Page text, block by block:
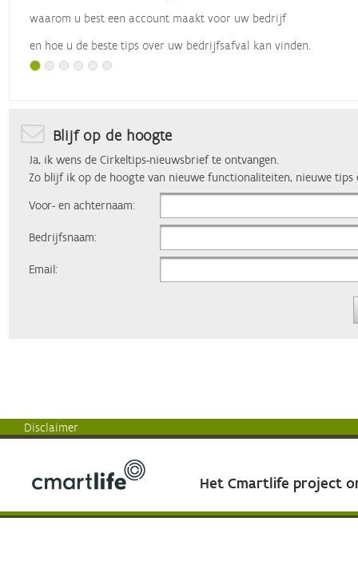
waarom u best een account maakt voor uw bedrijf
en hoe u de beste tips over uw bedrijfsafval kan vinden.
Blijf op de hoogte
Ja, ik wens de Cirkeltips-nieuwsbrief te ontvangen.
Zo blijf ik op de hoogte van nieuwe functionaliteiten, nieuwe tips
Voor- en achternaam:
Bedrijfsnaam:
Email:
Disclaimer
Het Cmartlife project